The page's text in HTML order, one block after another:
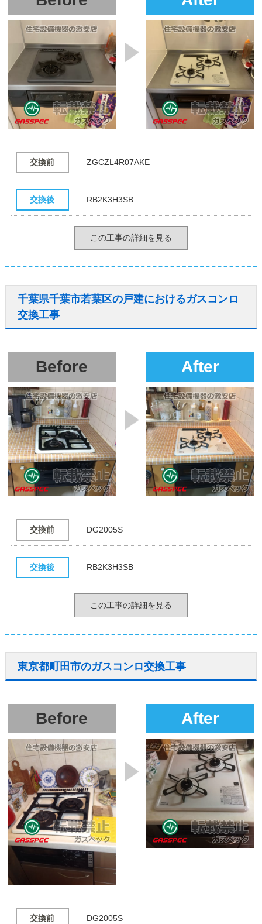
交換前 ZGCZL4R07AKE
交換後 RB2K3H3SB
この工事の詳細を見る
千葉県千葉市若葉区の戸建におけるガスコンロ
交換工事
Before After
交換前 DG2005S
交換後 RB2K3H3SB
この工事の詳細を見る
東京都町田市のガスコンロ交換工事
Before After
交換前 DG2005S